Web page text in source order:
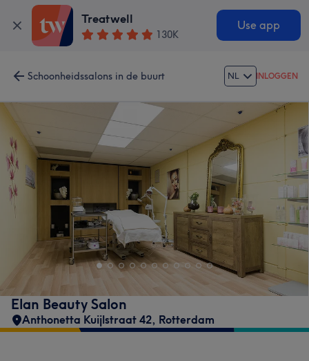
Treatwell
130K
Use app
Schoonheidssalons in de buurt NL INLOGGEN
Elan Beauty Salon
Anthonetta Kuijlstraat 42, Rotterdam